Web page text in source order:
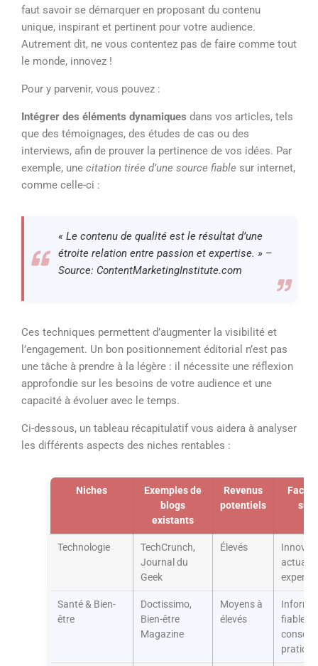
faut savoir se démarquer en proposant du contenu
unique, inspirant et pertinent pour votre audience.
Autrement dit, ne vous contentez pas de faire comme tout
le monde, innovez !
Pour y parvenir, vous pouvez :
Intégrer des éléments dynamiques dans vos articles, tels
que des témoignages, des études de cas ou des
interviews, afin de prouver la pertinence de vos idées. Par
exemple, une citation tirée d’une source fiable sur internet,
comme celle-ci :
« Le contenu de qualité est le résultat d’une
étroite relation entre passion et expertise. » –
Source: ContentMarketingInstitute.com
Ces techniques permettent d’augmenter la visibilité et
l’engagement. Un bon positionnement éditorial n’est pas
une tâche à prendre à la légère : il nécessite une réflexion
approfondie sur les besoins de votre audience et une
capacité à évoluer avec le temps.
Ci-dessous, un tableau récapitulatif vous aidera à analyser
les différents aspects des niches rentables :
Niches
Exemples de
blogs
existants
Revenus
potentiels
Technologie
TechCrunch,
Journal du
Geek
Élevés
Santé & Bien-
être
Doctissimo,
Bien-être
Magazine
Moyens à
élevés
fiables,
conseils